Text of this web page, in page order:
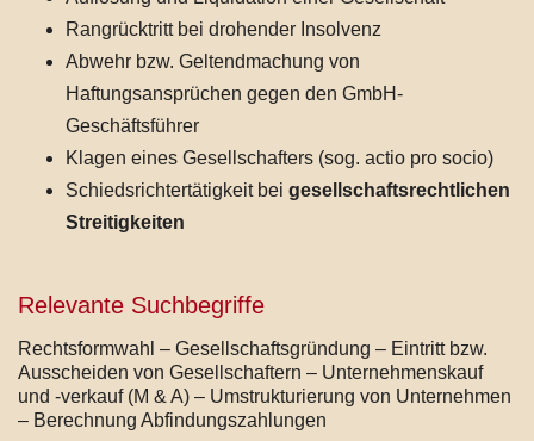
Rangrücktritt bei drohender Insolvenz
Abwehr bzw. Geltendmachung von
Haftungsansprüchen gegen den GmbH-
Geschäftsführer
Klagen eines Gesellschafters (sog. actio pro socio)
Schiedsrichtertätigkeit bei gesellschaftsrechtlichen
Streitigkeiten
Relevante Suchbegriffe
Rechtsformwahl – Gesellschaftsgründung – Eintritt bzw.
Ausscheiden von Gesellschaftern – Unternehmenskauf
und -verkauf (M & A) – Umstrukturierung von Unternehmen
– Berechnung Abfindungszahlungen